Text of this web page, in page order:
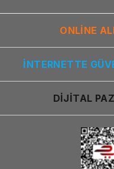
ONLİNE
İNTERNETTE
DİJİTAL